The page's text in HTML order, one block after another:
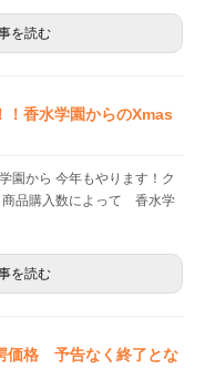
を読む
！香水学園からのXmas
園から 今年もやります！ク
商品購入数によって 香水学
を読む
価格 予告なく終了とな